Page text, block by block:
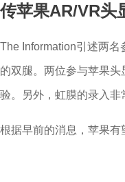
传苹果AR/VR头
The Information引述两
的双腿。两位参与苹果
验。另外，虹膜的录入非
根据早前的消息，苹果有